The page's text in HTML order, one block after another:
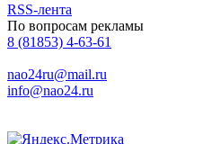
RSS-лента
По вопросам рекламы
8 (81853) 4-63-61
nao24ru@mail.ru
info@nao24.ru